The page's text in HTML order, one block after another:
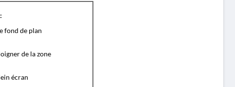
fond de plan
de la zone
écran